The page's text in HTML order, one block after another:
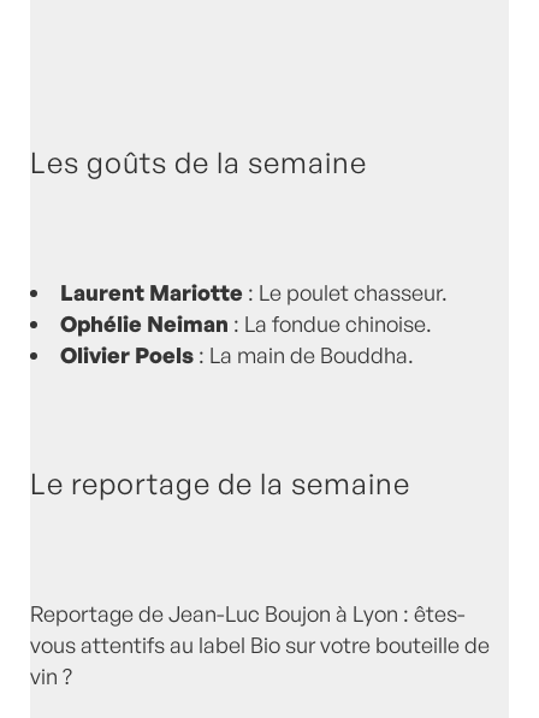
Les goûts de la semaine
Laurent Mariotte : Le poulet chasseur.
Ophélie Neiman : La fondue chinoise.
Olivier Poels : La main de Bouddha.
Le reportage de la semaine
Reportage de Jean-Luc Boujon à Lyon : êtes-
vous attentifs au label Bio sur votre bouteille de
vin ?